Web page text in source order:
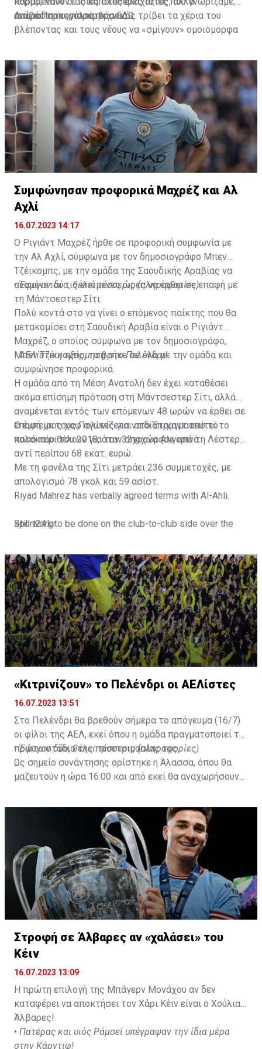
απαραίτητες παρεμβάσεις.
ενώ ο Πορτογάλος τεχνικός τρίβει τα χέρια του
βλέποντας και τους νέους να «σμίγουν» ομοιόμορφα
Διαβάστε περισσότεραΕΔΩ.
Συμφώνησαν προφορικά Μαχρέζ και Αλ
Αχλί
16.07.2023 14:17
Ο Ριγιάντ Μαχρέζ ήρθε σε προφορική συμφωνία με
την Αλ Αχλί, σύμφωνα με τον δημοσιογράφο Μπεν
Τζέικομπς, με την ομάδα της Σαουδικής Αραβίας να
αναμένεται τις επόμενες ώρες να έρθει σε επαφή με
τη Μάντσεστερ Σίτι.
•Έφυγαν δύο, θέλει τέσσερις (πληροφορίες)
Πολύ κοντά στο να γίνει ο επόμενος παίκτης που θα
μετακομίσει στη Σαουδική Αραβία είναι ο Ριγιάντ
Μαχρέζ, ο οποίος σύμφωνα με τον δημοσιογράφο,
Μπεν Τζέικομπς, τα βρήκε σε όλα με την ομάδα και
συμφώνησε προφορικά.
•ΑΕΛίστικη εξόρμηση στο Πελένδρι!
Η ομάδα από τη Μέση Ανατολή δεν έχει καταθέσει
ακόμα επίσημη πρόταση στη Μάντσεστερ Σίτι, αλλά
αναμένεται εντός των επόμενων 48 ωρών να έρθει σε
επαφή με τους Πολίτες για να διαπραγματευτεί το
ποσό που θέλουν για τον 32χρονο Αλγερινό.
Ο έμπειρος χαφ αγωνίζεται στο Έτιχαντ από το
καλοκαίρι του 2018, όταν αποχώρησε από τη Λέστερ
αντί περίπου 68 εκατ. ευρώ.
Με τη φανέλα της Σίτι μετράει 236 συμμετοχές, με
απολογισμό 78 γκολ και 59 ασίστ.
Riyad Mahrez has verbally agreed terms with Al-Ahli.
Still work to be done on the club-to-club side over the
Not a done deal yet, but Mahrez is keen on the move and
Al-Ahli hope to move fast.🇸🇦
pic.twitter.com/Z0SmniQXIP
— Ben Jacobs (@JacobsBen)July 15, 2023
sport24.gr
«Κιτρινίζουν» το Πελένδρι οι ΑΕΛίστες
16.07.2023 13:51
Στο Πελένδρι θα βρεθούν σήμερα το απόγευμα (16/7)
οι φίλοι της ΑΕΛ, εκεί όπου η ομάδα πραγματοποιεί το
πρώτο στάδιο της προετοιμασίας της.
•Έφυγαν δύο, θέλει τέσσερις (πληροφορίες)
Ως σημείο συνάντησης ορίστηκε η Άλασσα, όπου θα
μαζευτούν η ώρα 16:00 και από εκεί θα αναχωρήσουν
Στροφή σε Άλβαρες αν «χαλάσει» του
Κέιν
16.07.2023 13:09
Η πρώτη επιλογή της Μπάγερν Μονάχου αν δεν
καταφέρει να αποκτήσει τον Χάρι Κέιν είναι ο Χούλιαν
Άλβαρες!
• Πατέρας και υιός Ράμσεϊ υπέγραψαν την ίδια μέρα
στην Κάρντιφ!